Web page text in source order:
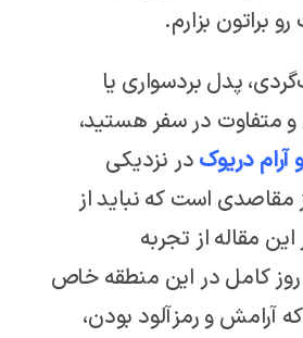
براتون بزارم.
پدل بردسواری یا
متفاوت در سفر هستید،
آرام دریوک در نزدیکی
مقاصدی است که نباید از
مقاله از تجربه
روز کامل در این منطقه خاص
آرامش و رمزآلود بودن،